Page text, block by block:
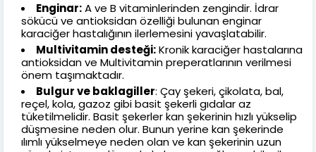
Enginar:A ve B vitaminlerinden zengindir. İdrar
sökücü ve antioksidan özelliği bulunan enginar
karaciğer hastalığının ilerlemesini yavaşlatabilir.
Multivitamin desteği:Kronik karaciğer hastalarına
antioksidan ve Multivitamin preperatlarının verilmesi
önem taşımaktadır.
Bulgur ve baklagiller: Çay şekeri, çikolata, bal,
reçel, kola, gazoz gibi basit şekerli gıdalar az
tüketilmelidir. Basit şekerler kan şekerinin hızlı yükselip
düşmesine neden olur. Bunun yerine kan şekerinde
ılımlı yükselmeye neden olan ve kan şekerinin uzun